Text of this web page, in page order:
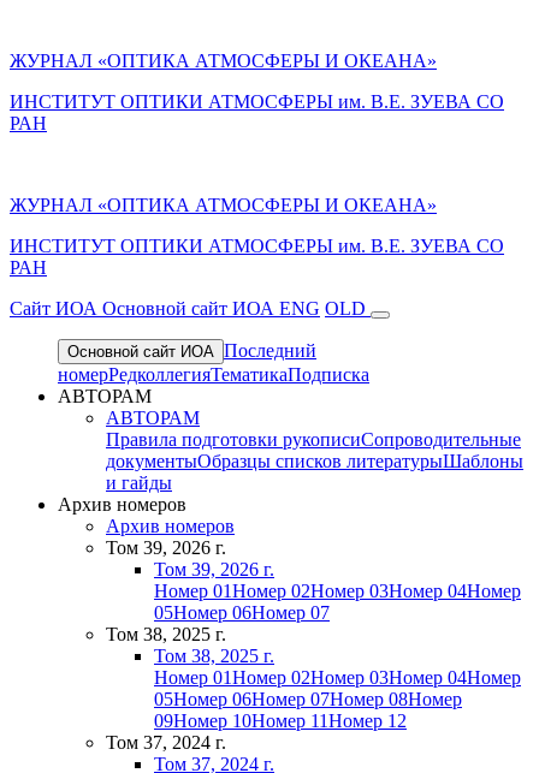
ЖУРНАЛ «ОПТИКА АТМОСФЕРЫ И ОКЕАНА»
ИНСТИТУТ ОПТИКИ АТМОСФЕРЫ им. В.Е. ЗУЕВА СО
РАН
ЖУРНАЛ «ОПТИКА АТМОСФЕРЫ И ОКЕАНА»
ИНСТИТУТ ОПТИКИ АТМОСФЕРЫ им. В.Е. ЗУЕВА СО
РАН
Cайт ИОА Основной сайт ИОА ENG OLD
Основной сайт ИОА Последний
номерРедколлегияТематикаПодписка
АВТОРАМ
АВТОРАМ
Правила подготовки рукописиСопроводительные
документыОбразцы списков литературыШаблоны
и гайды
Архив номеров
Архив номеров
Том 39, 2026 г.
Том 39, 2026 г.
Номер 01Номер 02Номер 03Номер 04Номер
05Номер 06Номер 07
Том 38, 2025 г.
Том 38, 2025 г.
Номер 01Номер 02Номер 03Номер 04Номер
05Номер 06Номер 07Номер 08Номер
09Номер 10Номер 11Номер 12
Том 37, 2024 г.
Том 37, 2024 г.